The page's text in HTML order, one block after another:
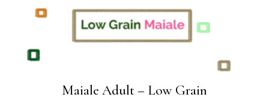
Maiale Adult – Low Grain